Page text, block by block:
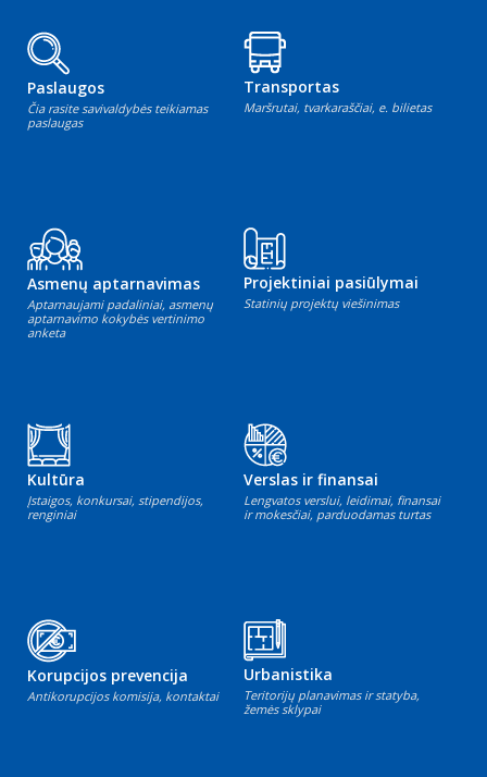
Paslaugos
Čia rasite savivaldybės teikiamas
paslaugas
Transportas
Maršrutai, tvarkaraščiai, e. bilietas
Asmenų aptarnavimas
Aptarnaujami padaliniai, asmenų
aptarnavimo kokybės vertinimo
anketa
Projektiniai pasiūlymai
Statinių projektų viešinimas
Kultūra
Įstaigos, konkursai, stipendijos,
renginiai
Verslas ir finansai
Lengvatos verslui, leidimai, finansai
ir mokesčiai, parduodamas turtas
Korupcijos prevencija
Antikorupcijos komisija, kontaktai
Urbanistika
Teritorijų planavimas ir statyba,
žemės sklypai